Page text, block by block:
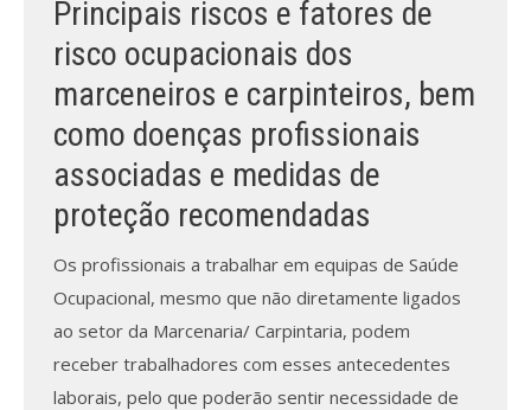
Processo de submissão
Submeta aqui
Formação Profissional
Bolsa de emprego (oferta/
Sugestões para os Leitores
Investigarem
Congressos
Principais riscos e fatores de
risco ocupacionais dos
marceneiros e carpinteiros, bem
como doenças profissionais
associadas e medidas de
proteção recomendadas
Os profissionais a trabalhar em equipas de Saúde
Ocupacional, mesmo que não diretamente ligados
ao setor da Marcenaria/ Carpintaria, podem
receber trabalhadores com esses antecedentes
laborais, pelo que poderão sentir necessidade de